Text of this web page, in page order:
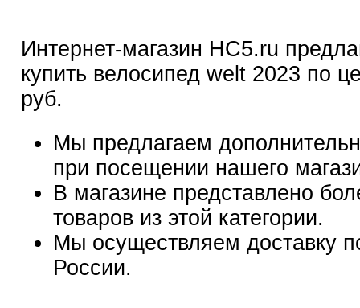
Интернет-магазин HC5.ru
купить велосипед welt 2023 по
руб.
Мы предлагаем
при посещении нашего
В магазине представлено
товаров из этой категории.
Мы осуществляем доставку
России.